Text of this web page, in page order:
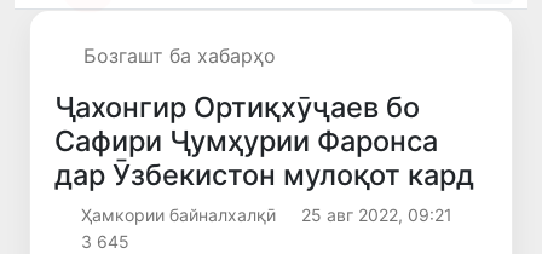
Бозгашт ба хабарҳо
Ҷахонгир Ортиқхӯҷаев бо
Сафири Ҷумҳурии Фаронса
дар Ӯзбекистон мулоқот кард
Ҳамкории байналхалқӣ
25 авг 2022, 09:21
3 645